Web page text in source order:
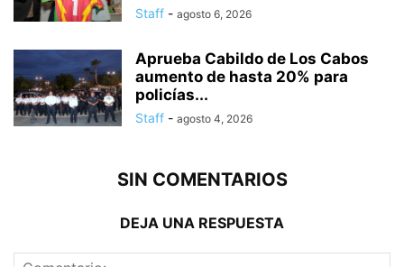
Staff - agosto 6, 2026
Aprueba Cabildo de Los Cabos
aumento de hasta 20% para
policías...
Staff - agosto 4, 2026
SIN COMENTARIOS
DEJA UNA RESPUESTA